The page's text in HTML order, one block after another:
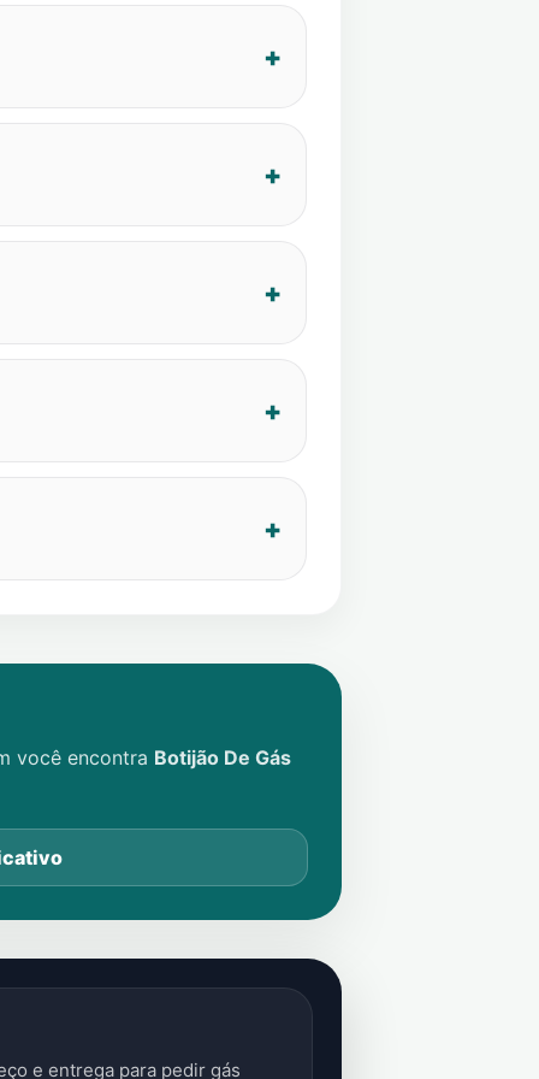
você encontra Botijão De Gás
e entrega para pedir gás